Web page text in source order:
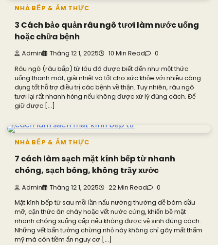
NHÀ BẾP & ẨM THỰC
3 Cách bảo quản râu ngô tươi làm nước uống
hoặc chữa bệnh
Admin Tháng 12 1, 2025 10 Min Read 0
Râu ngô (râu bắp) từ lâu đã được biết đến như một thức
uống thanh mát, giải nhiệt và tốt cho sức khỏe với nhiều công
dụng tốt hỗ trợ điều trị các bệnh về thận. Tuy nhiên, râu ngô
tươi lại rất nhanh hỏng nếu không được xử lý đúng cách. Để
giữ được […]
NHÀ BẾP & ẨM THỰC
7 cách làm sạch mặt kính bếp từ nhanh
chóng, sạch bóng, không trầy xước
Admin Tháng 12 1, 2025 22 Min Read 0
Mặt kính bếp từ sau mỗi lần nấu nướng thường dễ bám dầu
mỡ, cặn thức ăn cháy hoặc vết nước cứng, khiến bề mặt
nhanh chóng xuống cấp nếu không được vệ sinh đúng cách.
Những vết bẩn tưởng chừng nhỏ này không chỉ gây mất thẩm
mỹ mà còn tiềm ẩn nguy cơ […]